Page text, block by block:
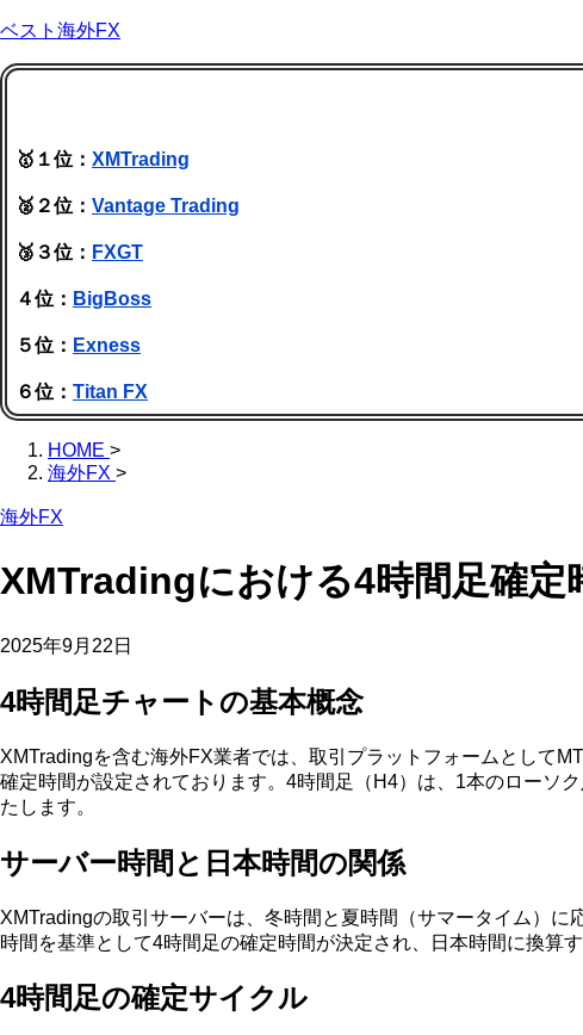
ベスト海外FX
🥇１位： XMTrading
🥈２位： Vantage Trading
🥉３位： FXGT
４位： BigBoss
５位： Exness
６位： Titan FX
HOME >
海外FX >
海外FX
XMTradingにおける4時間足確定
2025年9月22日
4時間足チャートの基本概念
XMTradingを含む海外FX業者では、取引プラットフォームとして
確定時間が設定されております。4時間足（H4）は、1本のローソ
たします。
サーバー時間と日本時間の関係
XMTradingの取引サーバーは、冬時間と夏時間（サマータイム）
時間を基準として4時間足の確定時間が決定され、日本時間に換算
4時間足の確定サイクル